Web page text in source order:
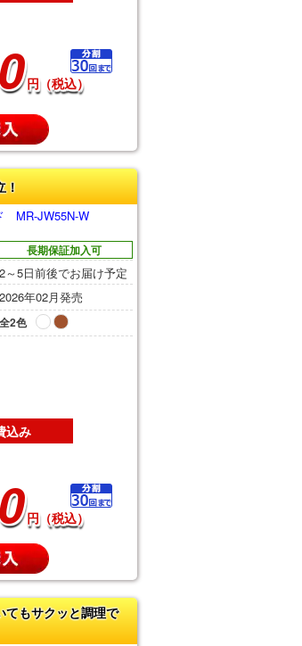
円（税込）
！
MR-JW55N-W
長期保証加入可
2～5日前後でお届け予定
2026年02月発売
全2色
込み
円（税込）
てもサクッと調理で